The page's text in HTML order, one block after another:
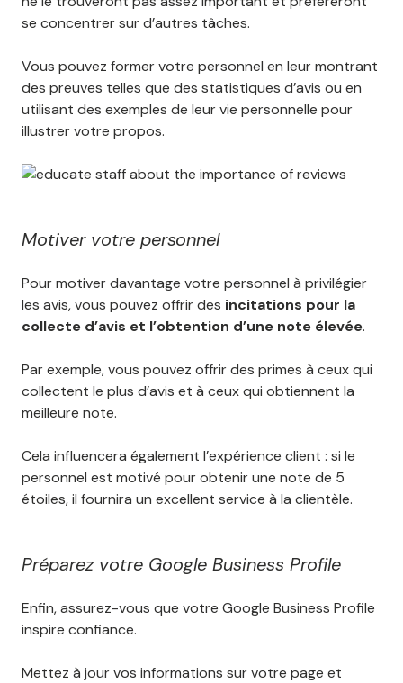
se concentrer sur d’autres tâches.
Vous pouvez former votre personnel en leur montrant
des preuves telles que des statistiques d’avis ou en
utilisant des exemples de leur vie personnelle pour
illustrer votre propos.
Motiver votre personnel
Pour motiver davantage votre personnel à privilégier
les avis, vous pouvez offrir des incitations pour la
collecte d’avis et l’obtention d’une note élevée.
Par exemple, vous pouvez offrir des primes à ceux qui
collectent le plus d’avis et à ceux qui obtiennent la
meilleure note.
Cela influencera également l’expérience client : si le
personnel est motivé pour obtenir une note de 5
étoiles, il fournira un excellent service à la clientèle.
Préparez votre Google Business Profile
Enfin, assurez-vous que votre Google Business Profile
inspire confiance.
Mettez à jour vos informations sur votre page et